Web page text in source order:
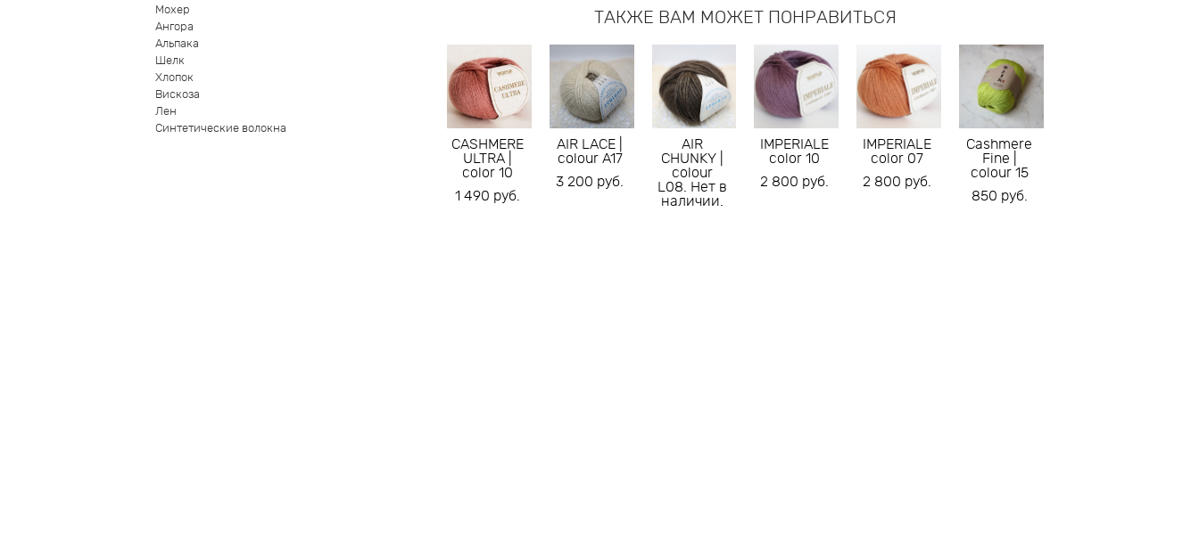
Мохер
Ангора
Альпака
Шелк
Хлопок
Вискоза
Лен
Синтетические волокна
ТАКЖЕ ВАМ МОЖЕТ ПОНРАВИТЬСЯ
CASHMERE
ULTRA |
color 10
1 490 pуб.
AIR LACE |
colour A17
3 200 pуб.
AIR
CHUNKY |
colour
L08. Нет в
наличии.
IMPERIALE
color 10
2 800 pуб.
IMPERIALE
color 07
2 800 pуб.
Cashmere
Fine |
colour 15
850 pуб.